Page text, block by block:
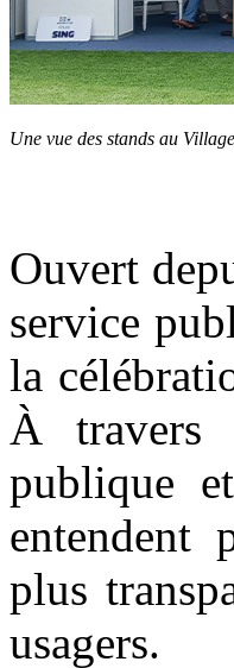
Une vue des stands au
Ouvert
service
la
À travers
publique
entendent
plus
usagers.